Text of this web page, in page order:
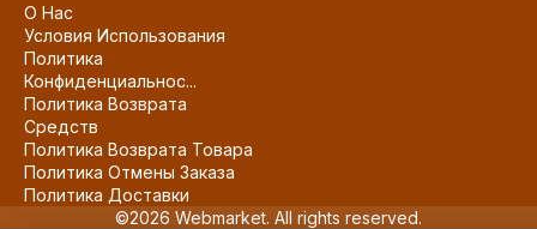
О Нас
Условия Использования
Политика
Конфиденциальнос...
Политика Возврата
Средств
Политика Возврата Товара
Политика Отмены Заказа
Политика Доставки
©2026 Webmarket. All rights reserved.